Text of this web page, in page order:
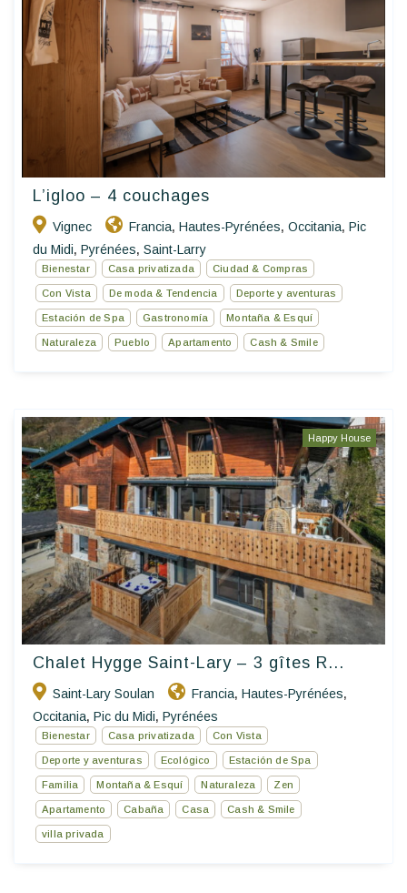
L’igloo – 4 couchages
Vignec Francia, Hautes-Pyrénées, Occitania, Pic
du Midi, Pyrénées, Saint-Larry
Bienestar Casa privatizada Ciudad & Compras
Con Vista De moda & Tendencia Deporte y aventuras
Estación de Spa Gastronomía Montaña & Esquí
Naturaleza Pueblo Apartamento Cash & Smile
Happy House
Chalet Hygge Saint-Lary – 3 gîtes R...
Saint-Lary Soulan Francia, Hautes-Pyrénées,
Occitania, Pic du Midi, Pyrénées
Bienestar Casa privatizada Con Vista
Deporte y aventuras Ecológico Estación de Spa
Familia Montaña & Esquí Naturaleza Zen
Apartamento Cabaña Casa Cash & Smile
villa privada